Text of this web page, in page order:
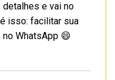
detalhes e vai no
isso: facilitar sua
no WhatsApp 😄